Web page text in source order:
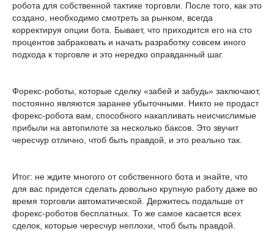
робота для собственной тактике торговли. После того, как это
создано, необходимо смотреть за рынком, всегда
корректируя опции бота. Бывает, что приходится его на сто
процентов забраковать и начать разработку совсем иного
подхода к торговле и это нередко оправданный шаг.
Форекс-роботы, которые сделку «забей и забудь» заключают,
постоянно являются заранее убыточными. Никто не продаст
форекс-робота вам, способного накапливать неисчислимые
прибыли на автопилоте за несколько баксов. Это звучит
чересчур отлично, чтоб быть правдой, и это реально так.
Итог: не ждите многого от собственного бота и знайте, что
для вас придется сделать довольно крупную работу даже во
время торговли автоматической. Держитесь подальше от
форекс-роботов бесплатных. То же самое касается всех
сделок, которые чересчур неплохи, чтоб быть правдой.